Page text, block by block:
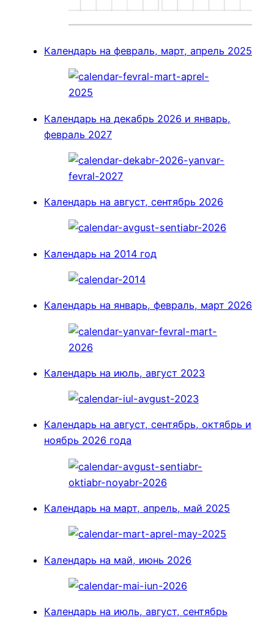
Календарь на февраль, март, апрель 2025
Календарь на декабрь 2026 и январь,
февраль 2027
Календарь на август, сентябрь 2026
Календарь на 2014 год
Календарь на январь, февраль, март 2026
Календарь на июль, август 2023
Календарь на август, сентябрь, октябрь и
ноябрь 2026 года
Календарь на март, апрель, май 2025
Календарь на май, июнь 2026
Календарь на июль, август, сентябрь